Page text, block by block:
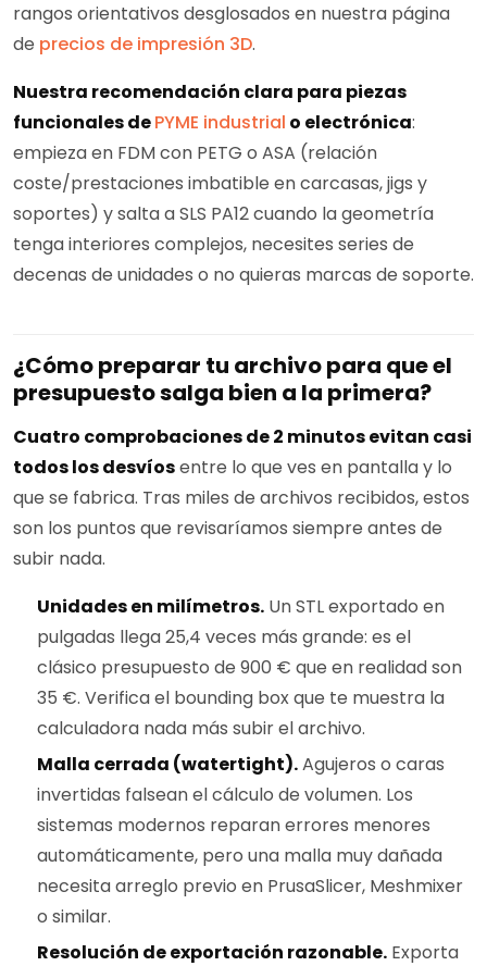
rangos orientativos desglosados en nuestra página
de precios de impresión 3D.
Nuestra recomendación clara para piezas
funcionales dePYME industrial o electrónica:
empieza en FDM con PETG o ASA (relación
coste/prestaciones imbatible en carcasas, jigs y
soportes) y salta a SLS PA12 cuando la geometría
tenga interiores complejos, necesites series de
decenas de unidades o no quieras marcas de soporte.
¿Cómo preparar tu archivo para que el
presupuesto salga bien a la primera?
Cuatro comprobaciones de 2 minutos evitan casi
todos los desvíosentre lo que ves en pantalla y lo
que se fabrica. Tras miles de archivos recibidos, estos
son los puntos que revisaríamos siempre antes de
subir nada.
Unidades en milímetros. Un STL exportado en
pulgadas llega 25,4 veces más grande: es el
clásico presupuesto de 900 € que en realidad son
35 €. Verifica el bounding box que te muestra la
calculadora nada más subir el archivo.
Malla cerrada (watertight).Agujeros o caras
invertidas falsean el cálculo de volumen. Los
sistemas modernos reparan errores menores
automáticamente, pero una malla muy dañada
necesita arreglo previo en PrusaSlicer, Meshmixer
o similar.
Resolución de exportación razonable. Exporta